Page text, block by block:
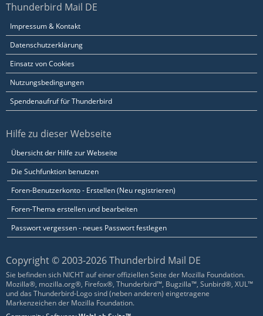
Thunderbird Mail DE
Impressum & Kontakt
Datenschutzerklärung
Einsatz von Cookies
Nutzungsbedingungen
Spendenaufruf für Thunderbird
Hilfe zu dieser Webseite
Übersicht der Hilfe zur Webseite
Die Suchfunktion benutzen
Foren-Benutzerkonto - Erstellen (Neu registrieren)
Foren-Thema erstellen und bearbeiten
Passwort vergessen - neues Passwort festlegen
Copyright © 2003-2026 Thunderbird Mail DE
Sie befinden sich NICHT auf einer offiziellen Seite der Mozilla Foundation.
Mozilla®, mozilla.org®, Firefox®, Thunderbird™, Bugzilla™, Sunbird®, XUL™
und das Thunderbird-Logo sind (neben anderen) eingetragene
Markenzeichen der Mozilla Foundation.